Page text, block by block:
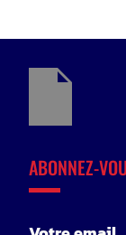
ABONNEZ-